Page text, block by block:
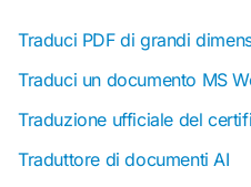
Traduci PDF di grandi
Traduci un documento MS
Traduzione ufficiale del
Traduttore di documenti AI